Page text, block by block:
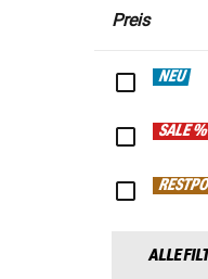
Preis
NEU
SALE %
ALLE